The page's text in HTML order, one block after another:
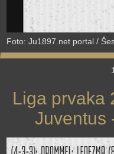
Foto: Ju1897.net portal /
Liga prvaka
Juventus